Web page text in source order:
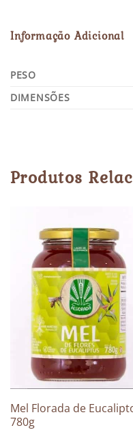
Informação Adicional
PESO
DIMENSÕES
Produtos
Mel Florada de
780g